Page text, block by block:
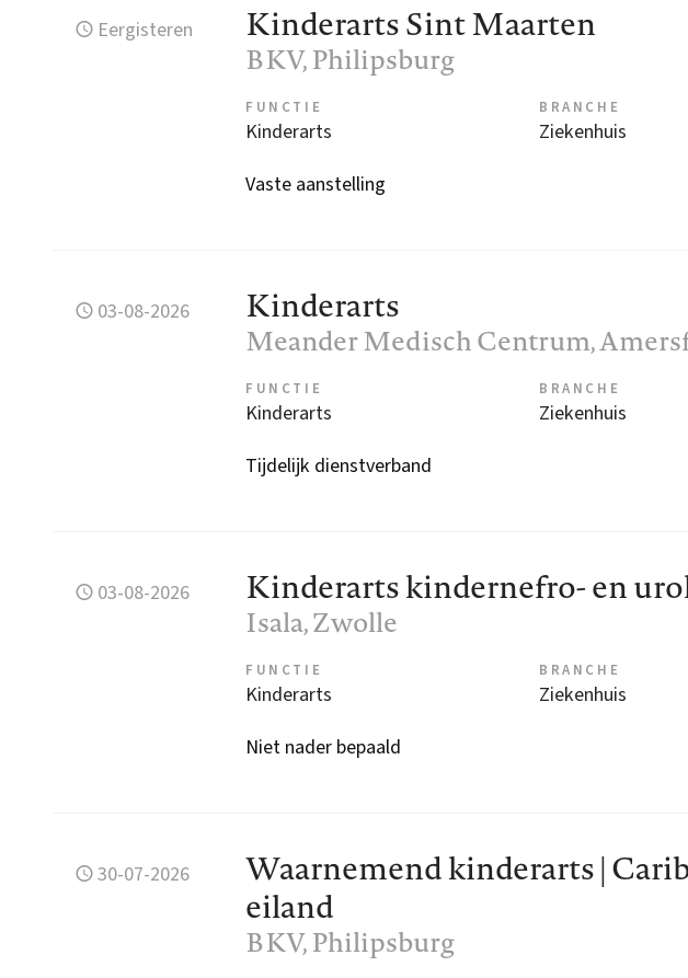
Eergisteren Kinderarts Sint Maarten
BKV, Philipsburg
FUNCTIE
Kinderarts
BRANCHE
Ziekenhuis
Vaste aanstelling
03-08-2026 Kinderarts
Meander Medisch Centrum,
FUNCTIE
Kinderarts
BRANCHE
Ziekenhuis
Tijdelijk dienstverband
03-08-2026 Kinderarts kindernefro- en
Isala, Zwolle
FUNCTIE
Kinderarts
BRANCHE
Ziekenhuis
Niet nader bepaald
30-07-2026
Waarnemend kinderarts |
eiland
BKV, Philipsburg